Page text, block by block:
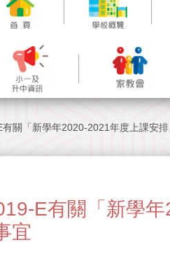
關「新學年2020-2021年度上課安
E有關「新學
宜